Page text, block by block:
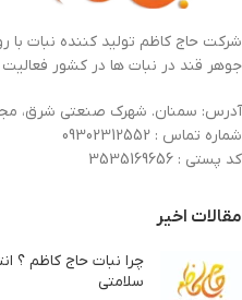
شرکت حاج کاظم تولید کننده نبات
جوهر قند در نبات ها در کشور
آدرس: سمنان. شهرک صنعتی شرق، مجتمع
شماره تماس : 09302312552
کد پستی : 3535169656
مقالات اخیر
چرا نبات حاج کاظم ؟
سلامتی